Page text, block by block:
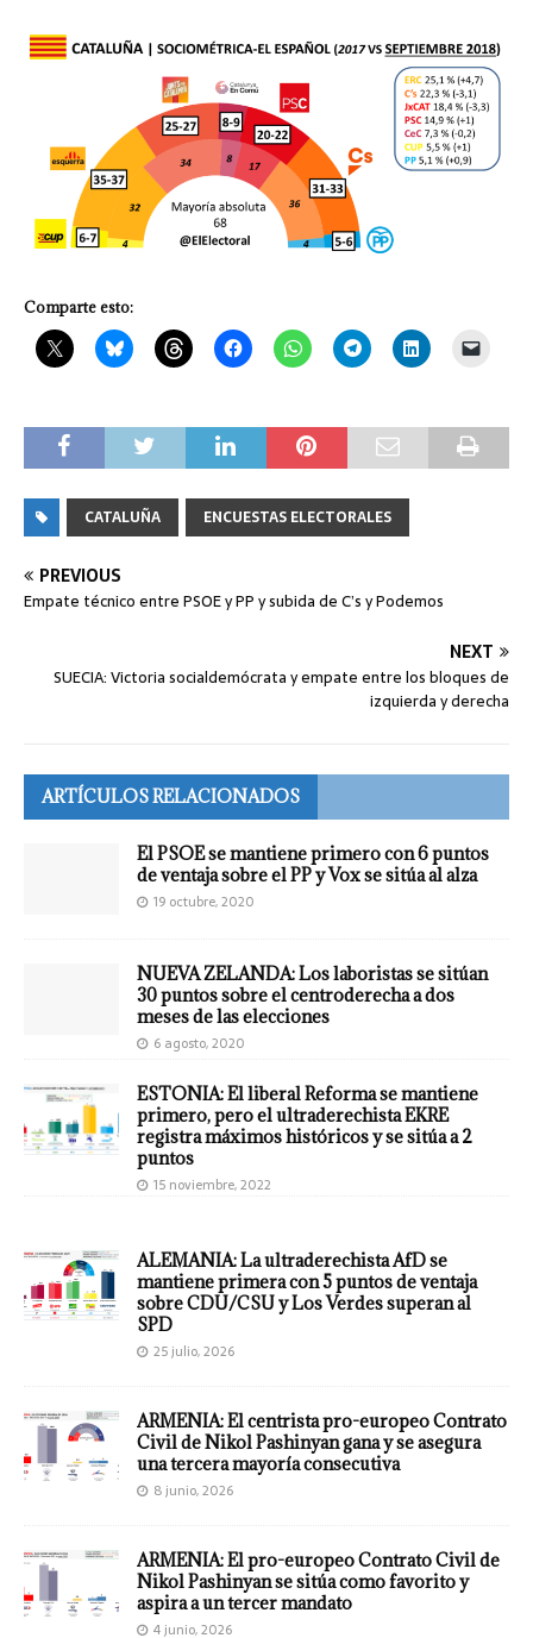
Comparte esto:
CATALUÑA ENCUESTAS ELECTORALES
PREVIOUS
Empate técnico entre PSOE y PP y subida de C’s y Podemos
NEXT
SUECIA: Victoria socialdemócrata y empate entre los bloques de
izquierda y derecha
ARTÍCULOS RELACIONADOS
El PSOE se mantiene primero con 6 puntos
de ventaja sobre el PP y Vox se sitúa al alza
19 octubre, 2020
NUEVA ZELANDA: Los laboristas se sitúan
30 puntos sobre el centroderecha a dos
meses de las elecciones
6 agosto, 2020
ESTONIA: El liberal Reforma se mantiene
primero, pero el ultraderechista EKRE
registra máximos históricos y se sitúa a 2
puntos
15 noviembre, 2022
ALEMANIA: La ultraderechista AfD se
mantiene primera con 5 puntos de ventaja
sobre CDU/CSU y Los Verdes superan al
SPD
25 julio, 2026
ARMENIA: El centrista pro-europeo Contrato
Civil de Nikol Pashinyan gana y se asegura
una tercera mayoría consecutiva
8 junio, 2026
ARMENIA: El pro-europeo Contrato Civil de
Nikol Pashinyan se sitúa como favorito y
aspira a un tercer mandato
4 junio, 2026